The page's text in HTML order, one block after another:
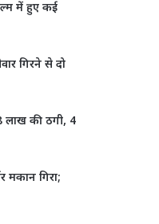
में हुए कई
गिरने से दो
लाख की ठगी, 4
मकान गिरा;